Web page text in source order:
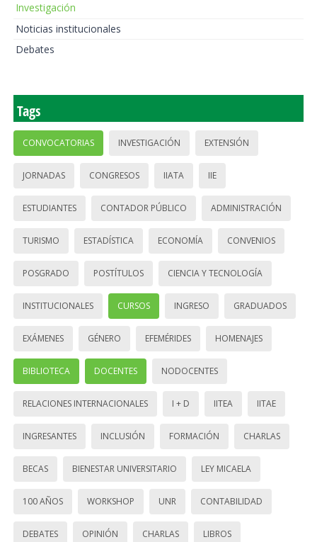
Investigación
Noticias institucionales
Debates
Tags
CONVOCATORIAS INVESTIGACIÓN EXTENSIÓN
JORNADAS CONGRESOS IIATA IIE
ESTUDIANTES CONTADOR PÚBLICO ADMINISTRACIÓN
TURISMO ESTADÍSTICA ECONOMÍA CONVENIOS
POSGRADO POSTÍTULOS CIENCIA Y TECNOLOGÍA
INSTITUCIONALES CURSOS INGRESO GRADUADOS
EXÁMENES GÉNERO EFEMÉRIDES HOMENAJES
BIBLIOTECA DOCENTES NODOCENTES
RELACIONES INTERNACIONALES I + D IITEA IITAE
INGRESANTES INCLUSIÓN FORMACIÓN CHARLAS
BECAS BIENESTAR UNIVERSITARIO LEY MICAELA
100 AÑOS WORKSHOP UNR CONTABILIDAD
DEBATES OPINIÓN CHARLAS LIBROS